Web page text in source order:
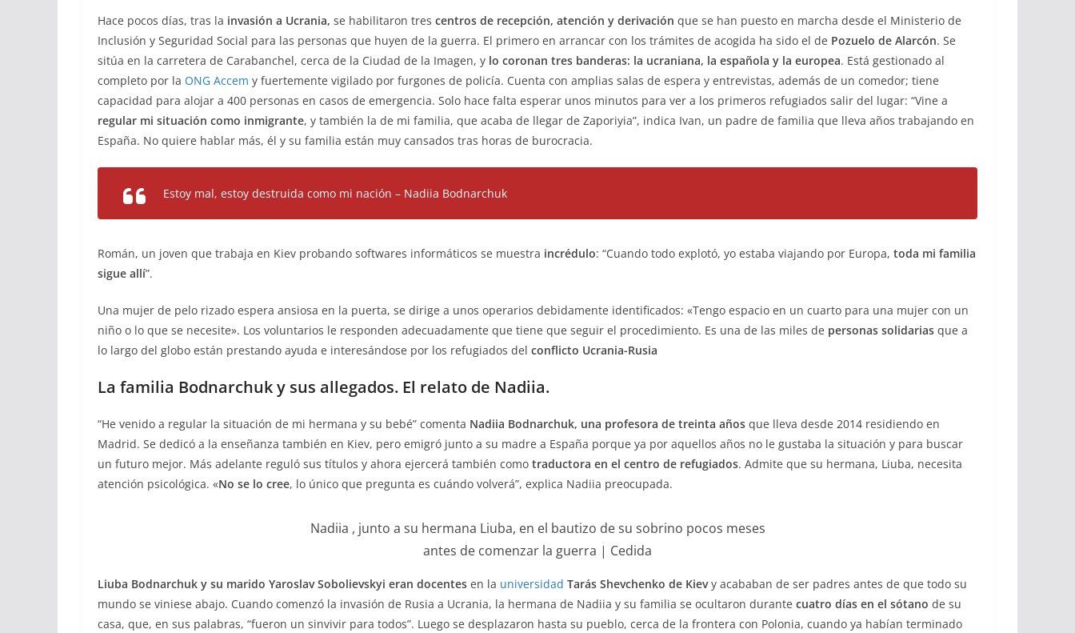
Hace pocos días, tras la invasión a Ucrania, se habilitaron tres centros de recepción, atención y derivación que se han puesto en marcha desde el Ministerio de
Inclusión y Seguridad Social para las personas que huyen de la guerra. El primero en arrancar con los trámites de acogida ha sido el de Pozuelo de Alarcón. Se
sitúa en la carretera de Carabanchel, cerca de la Ciudad de la Imagen, y lo coronan tres banderas: la ucraniana, la española y la europea. Está gestionado al
completo por la ONG Accem y fuertemente vigilado por furgones de policía. Cuenta con amplias salas de espera y entrevistas, además de un comedor; tiene
capacidad para alojar a 400 personas en casos de emergencia. Solo hace falta esperar unos minutos para ver a los primeros refugiados salir del lugar: “Vine a
regular mi situación como inmigrante, y también la de mi familia, que acaba de llegar de Zaporiyia”, indica Ivan, un padre de familia que lleva años trabajando en
España. No quiere hablar más, él y su familia están muy cansados tras horas de burocracia.
Estoy mal, estoy destruida como mi nación – Nadiia Bodnarchuk
Román, un joven que trabaja en Kiev probando softwares informáticos se muestra incrédulo: “Cuando todo explotó, yo estaba viajando por Europa, toda mi familia
sigue allí”.
Una mujer de pelo rizado espera ansiosa en la puerta, se dirige a unos operarios debidamente identificados: «Tengo espacio en un cuarto para una mujer con un
niño o lo que se necesite». Los voluntarios le responden adecuadamente que tiene que seguir el procedimiento. Es una de las miles de personas solidarias que a
lo largo del globo están prestando ayuda e interesándose por los refugiados del conflicto Ucrania-Rusia
La familia Bodnarchuk y sus allegados. El relato de Nadiia.
“He venido a regular la situación de mi hermana y su bebé” comenta Nadiia Bodnarchuk, una profesora de treinta años que lleva desde 2014 residiendo en
Madrid. Se dedicó a la enseñanza también en Kiev, pero emigró junto a su madre a España porque ya por aquellos años no le gustaba la situación y para buscar
un futuro mejor. Más adelante reguló sus títulos y ahora ejercerá también como traductora en el centro de refugiados. Admite que su hermana, Liuba, necesita
atención psicológica. «No se lo cree, lo único que pregunta es cuándo volverá”, explica Nadiia preocupada.
Nadiia , junto a su hermana Liuba, en el bautizo de su sobrino pocos meses
antes de comenzar la guerra | Cedida
Liuba Bodnarchuk y su marido Yaroslav Sobolievskyi eran docentes en la universidad Tarás Shevchenko de Kievy acababan de ser padres antes de que todo su
mundo se viniese abajo. Cuando comenzó la invasión de Rusia a Ucrania, la hermana de Nadiia y su familia se ocultaron durante cuatro días en el sótano de su
casa, que, en sus palabras, “fueron un sinvivir para todos”. Luego se desplazaron hasta su pueblo, cerca de la frontera con Polonia, cuando ya habían terminado